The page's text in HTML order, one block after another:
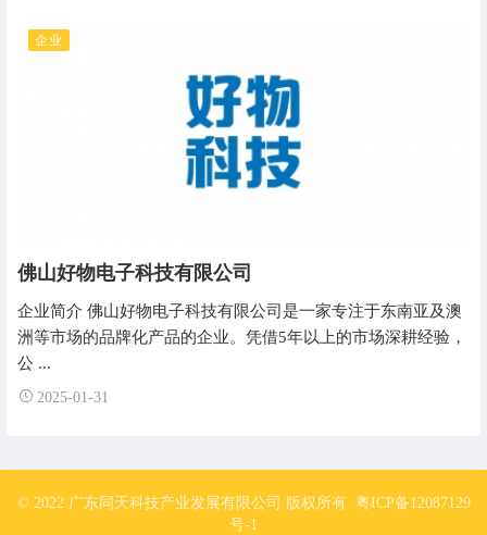
佛山好物电子科技有限公司
企业简介 佛山好物电子科技有限公司是一家专注于东南亚及澳
洲等市场的品牌化产品的企业。凭借5年以上的市场深耕经验，
公 ...
2025-01-31
企业
© 2022 广东同天科技产业发展有限公司 版权所有 粤ICP备12087129
号-1